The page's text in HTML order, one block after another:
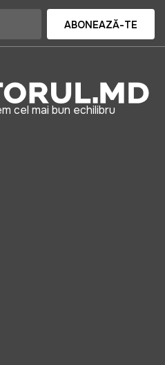
ABONEAZĂ-TE
cel mai bun echilibru